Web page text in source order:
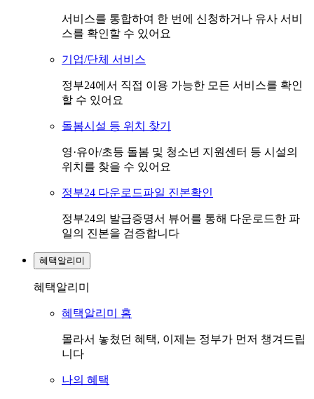
서비스를 통합하여 한 번에 신청하거나 유사 서비
스를 확인할 수 있어요
기업/단체 서비스
정부24에서 직접 이용 가능한 모든 서비스를 확인
할 수 있어요
돌봄시설 등 위치 찾기
영·유아/초등 돌봄 및 청소년 지원센터 등 시설의
위치를 찾을 수 있어요
정부24 다운로드파일 진본확인
정부24의 발급증명서 뷰어를 통해 다운로드한 파
일의 진본을 검증합니다
혜택알리미
혜택알리미
혜택알리미 홈
몰라서 놓쳤던 혜택, 이제는 정부가 먼저 챙겨드립
니다
나의 혜택